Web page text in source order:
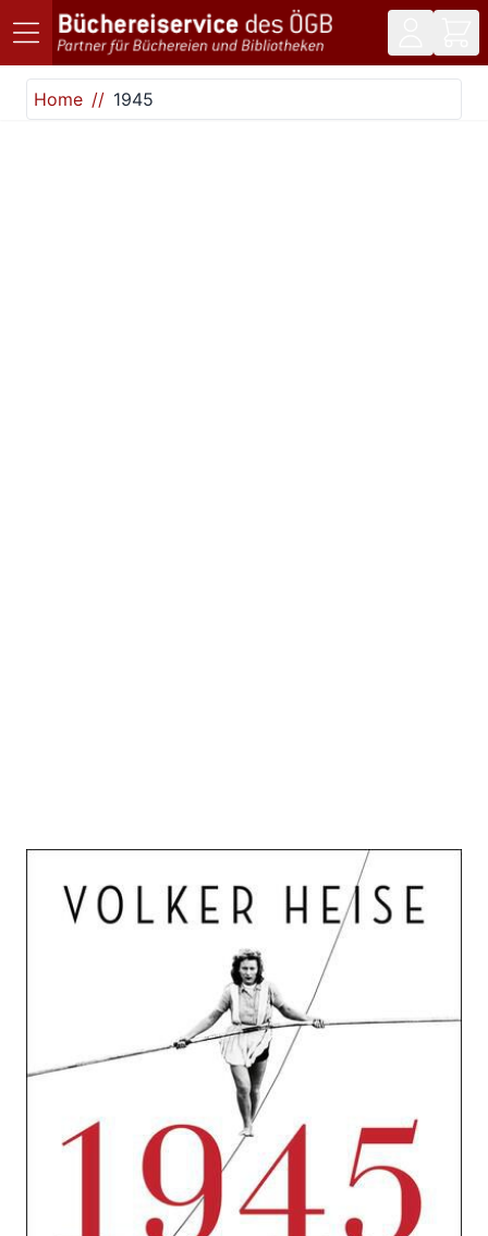
Direkt zum Inhalt
Home
1945
1945
Zur Wunschliste hinzufügen
Buch 464 Seiten
ISBN: 978-3-73710201-
8